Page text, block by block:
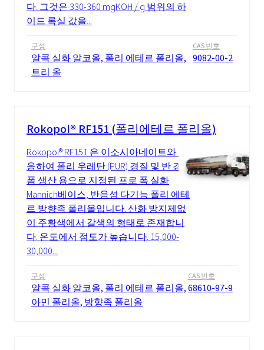
다. 그것은 330-360 mgKOH / g 범위의 하
이드 록실 값을...
구성
알콕 실화 알코올, 폴리 에테르 폴리올,
트리 올
CAS 번호
9082-00-2
Rokopol® RF151 (폴리에테르 폴리올)
Rokopol® RF151 은 이소시아네이트와 반
응하여 폴리 우레탄 (PUR) 경질 및 반 경질
폼 생산 용으로 지정된 프로 폭 실화
Mannich베이스, 반응성 다기능 폴리 에테
르 방향족 폴리올입니다. 산화 방지제없
이 주황색에서 갈색의 형태로 존재합니
다. 온도에서 점도가 높습니다. 15,000-
30,000...
구성
알콕 실화 알코올, 폴리 에테르 폴리올,
아민 폴리올, 방향족 폴리올
CAS 번호
68610-97-9